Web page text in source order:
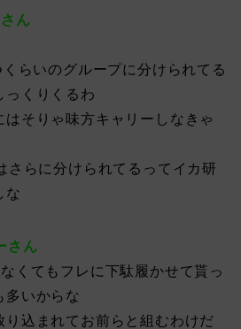
ん
らいのグループに分けられてる
っくりくるわ
はそりゃ味方キャリーしなきゃ
さらに分けられてるってイカ研
な
さん
くてもフレに下駄履かせて貰っ
多いからな
込まれてお前らと組むわけだ